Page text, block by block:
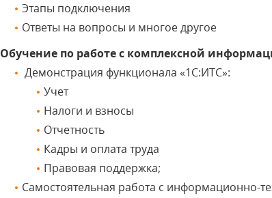
Этапы подключения
Ответы на вопросы и многое другое
Обучение по работе с комплексной
Демонстрация функционала «1С:ИТС»:
Учет
Налоги и взносы
Отчетность
Кадры и оплата труда
Правовая поддержка;
Самостоятельная работа с информационно-